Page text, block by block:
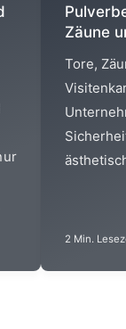
Zäune
Tore,
2 Min.